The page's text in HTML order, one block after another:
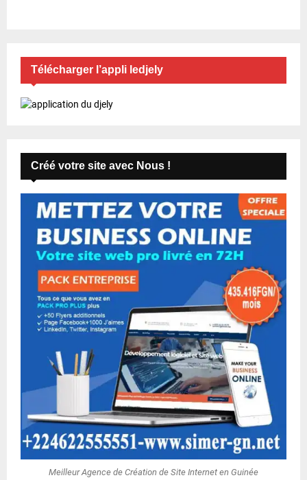
Télécharger l’appli ledjely
Créé votre site avec Nous !
Meilleur Agence de Création de Site Internet en Guinée